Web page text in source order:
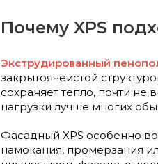
Почему XPS
Экструдированный
закрытоячеистой
сохраняет тепло, почти не
нагрузки лучше многих
Фасадный XPS особенно
намокания, промерзания